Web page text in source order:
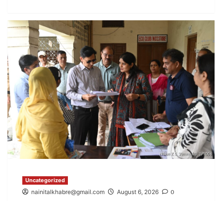
Uncategorized
nainitalkhabre@gmail.com August 6, 2026 0